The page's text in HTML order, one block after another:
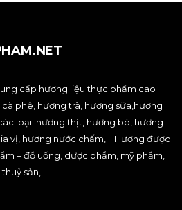
cấp hương liệu thực phẩm cao
phê, hương trà, hương sữa,hương
loại; hương thịt, hương bò, hương
vị, hương nước chấm,… Hương được
– đồ uống, dược phẩm, mỹ phẩm,
sản,…